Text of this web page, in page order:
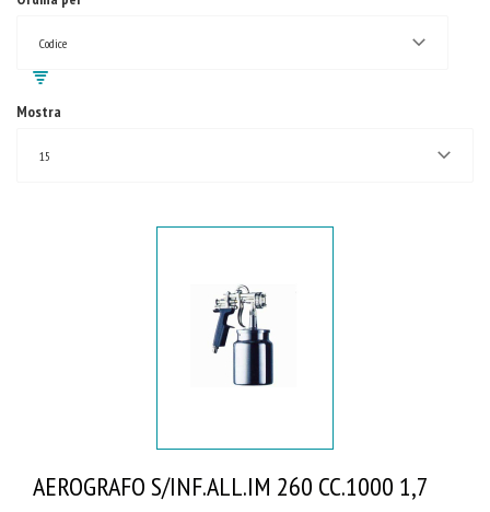
Codice
Mostra
15
AEROGRAFO S/INF.ALL.IM 260 CC.1000 1,7